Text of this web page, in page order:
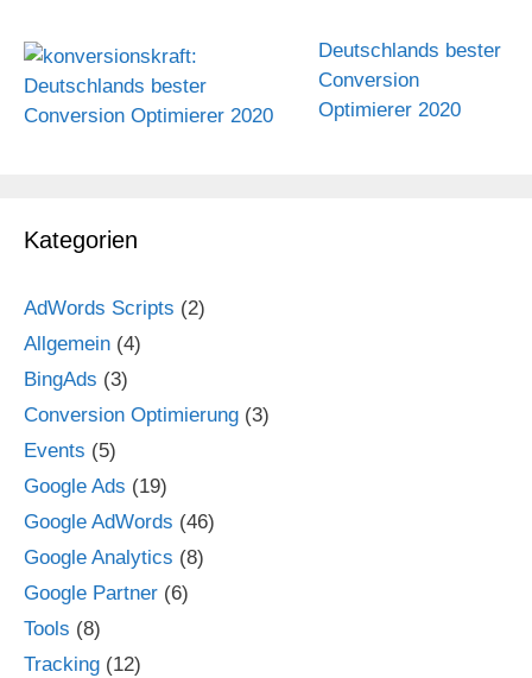
Deutschlands bester
Conversion
Optimierer 2020
Kategorien
AdWords Scripts (2)
Allgemein (4)
BingAds (3)
Conversion Optimierung (3)
Events (5)
Google Ads (19)
Google AdWords (46)
Google Analytics (8)
Google Partner (6)
Tools (8)
Tracking (12)